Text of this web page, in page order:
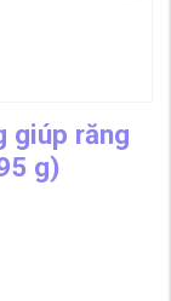
giúp răng
g)